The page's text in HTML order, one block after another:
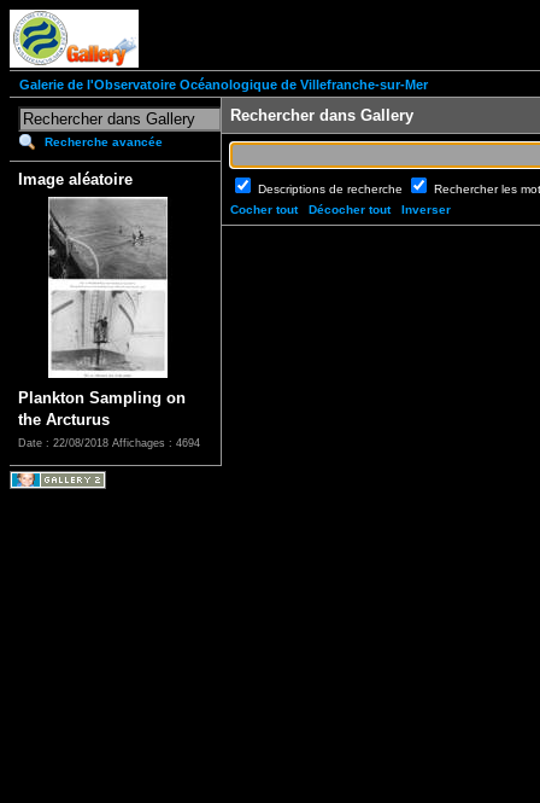
Galerie de l'Observatoire Océanologique de Villefranche-sur-Mer
Recherche avancée
Image aléatoire
Plankton Sampling on
the Arcturus
Date : 22/08/2018 Affichages : 4694
Rechercher dans Gallery
Descriptions de recherche
Rechercher les
Cocher tout
Décocher tout Inverser